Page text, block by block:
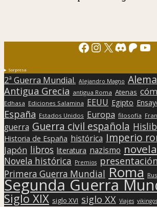
Facebook
Instagram
X Discord
Sorpresa
2ª Guerra Mundial. Alejandro Magno
Antigua Grecia antigua Roma Atenas
Edhasa Ediciones Salamina EEUU Egipto
España Estados Unidos Europa filosofía
guerra Guerra civil española
Historia de España histórica Imperio
Japón libros literatura nazismo novela
Novela histórica Premios presentación
Primera Guerra Mundial Roma
Segunda Guerra
Siglo XIX siglo XVI siglo XX Viajes vikingos